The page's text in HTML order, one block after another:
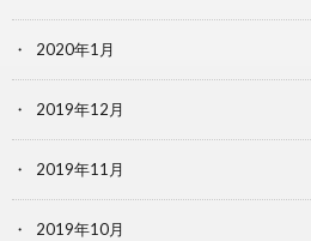
2020年1月
2019年12月
2019年11月
2019年10月